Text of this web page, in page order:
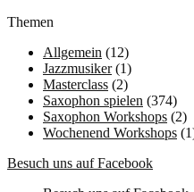
Themen
Allgemein (12)
Jazzmusiker(1)
Masterclass (2)
Saxophon spielen (374)
Saxophon Workshops (2)
Wochenend Workshops
Besuch uns auf Facebook